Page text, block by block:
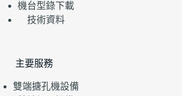
機台型錄下載
技術資料
主要服務
雙端搪孔機設備